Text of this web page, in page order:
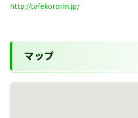
http://cafekororin.jp/
マップ